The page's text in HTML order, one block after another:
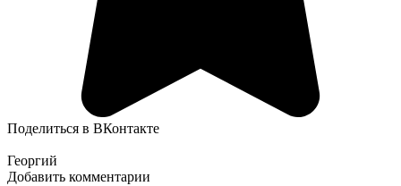
Поделиться в ВКонтакте
Георгий
Добавить комментарии